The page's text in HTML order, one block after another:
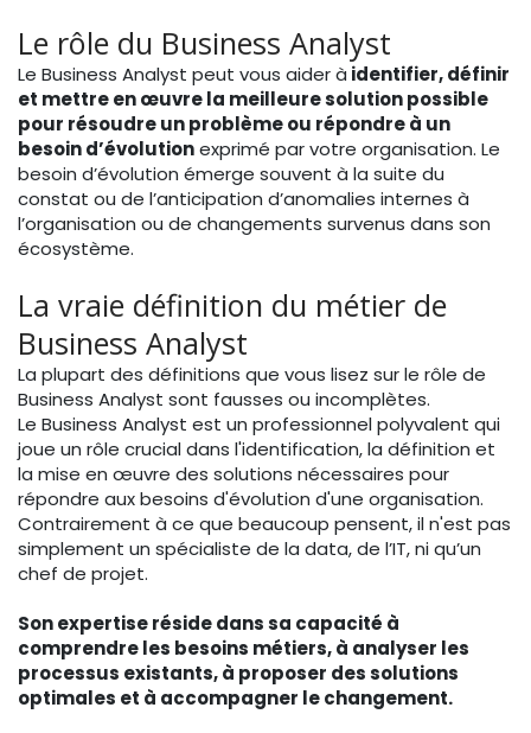
Le rôle du Business Analyst
Le Business Analyst peut vous aider à identifier, définir
et mettre en œuvre la meilleure solution possible
pour résoudre un problème ou répondre à un
besoin d’évolutionexprimé par votre organisation. Le
besoin d’évolution émerge souvent à la suite du
constat ou de l’anticipation d’anomalies internes à
l’organisation ou de changements survenus dans son
écosystème.
La vraie définition du métier de
Business Analyst
La plupart des définitions que vous lisez sur le rôle de
Business Analyst sont fausses ou incomplètes.
Le Business Analyst est un professionnel polyvalent qui
joue un rôle crucial dans l'identification, la définition et
la mise en œuvre des solutions nécessaires pour
répondre aux besoins d'évolution d'une organisation.
Contrairement à ce que beaucoup pensent, il n'est pas
simplement un spécialiste de la data, de l’IT, ni qu’un
chef de projet.
Son expertise réside dans sa capacité à
comprendre les besoins métiers, à analyser les
processus existants, à proposer des solutions
optimales et à accompagner le changement.